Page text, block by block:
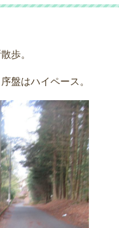
歩。
盤はハイペース。